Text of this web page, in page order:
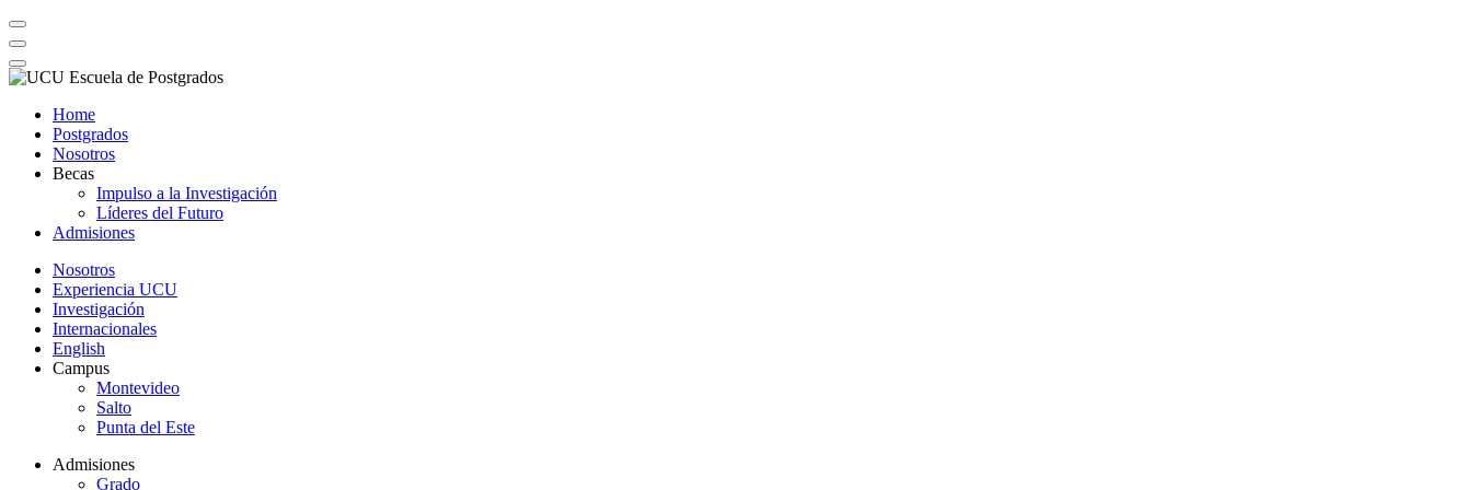
Home
Postgrados
Nosotros
Becas
Impulso a la Investigación
Líderes del Futuro
Admisiones
Nosotros
Experiencia UCU
Investigación
Internacionales
English
Campus
Montevideo
Salto
Punta del Este
Admisiones
Grado